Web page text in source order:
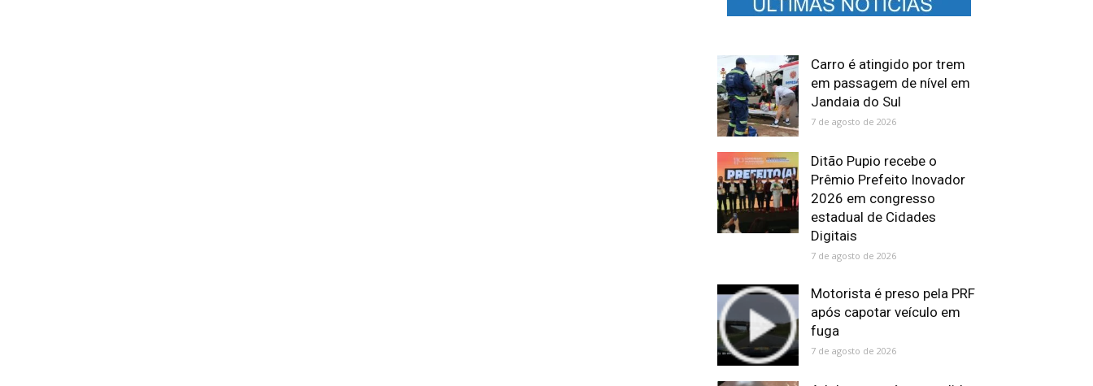
Carro é atingido por trem
em passagem de nível em
Jandaia do Sul
7 de agosto de 2026
Ditão Pupio recebe o
Prêmio Prefeito Inovador
2026 em congresso
estadual de Cidades
Digitais
7 de agosto de 2026
Motorista é preso pela PRF
após capotar veículo em
fuga
7 de agosto de 2026